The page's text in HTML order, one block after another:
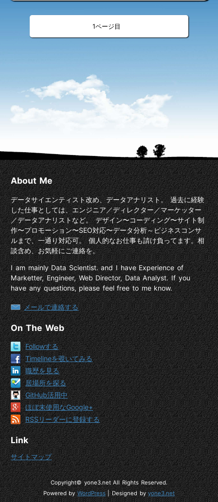
1
About Me
データサイエンティスト改め、データアナリスト。 過去に経験
した仕事としては、エンジニア／ディレクター／マーケッター
／データアナリストなど。 デザイン〜コーディング〜サイト制
作〜プロモーション〜SEO対応〜データ分析～ビジネスコンサ
ルまで、一通り対応可。 個人的なお仕事も請け負ってます。相
談含め、お気軽にご連絡を。
I am mainly Data Scientist. and I have Experience of
Marketter, Engineer, Web Director, Data Analyst. If you
have any questions, please feel free to me know.
メールで連絡する
On The Web
Followする
Timelineを覗いてみる
職歴を見る
居場所を探る
GitHub活用中
ほぼ未使用なGoogle+
RSSリーダーに登録する
Link
サイトマップ
Copyright© yone3.net All Rights Reserved.
Powered byWordPress| Designed byyone3.net